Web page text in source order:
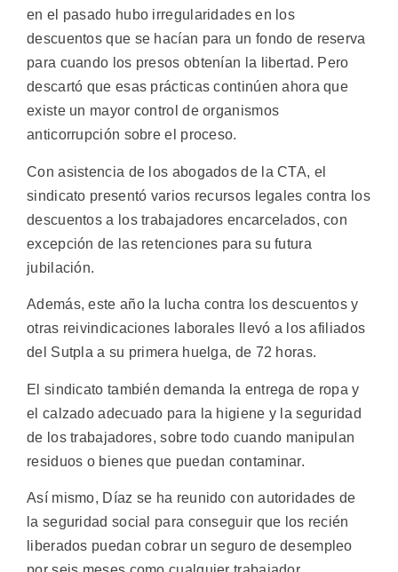
en el pasado hubo irregularidades en los
descuentos que se hacían para un fondo de reserva
para cuando los presos obtenían la libertad. Pero
descartó que esas prácticas continúen ahora que
existe un mayor control de organismos
anticorrupción sobre el proceso.
Con asistencia de los abogados de la CTA, el
sindicato presentó varios recursos legales contra los
descuentos a los trabajadores encarcelados, con
excepción de las retenciones para su futura
jubilación.
Además, este año la lucha contra los descuentos y
otras reivindicaciones laborales llevó a los afiliados
del Sutpla a su primera huelga, de 72 horas.
El sindicato también demanda la entrega de ropa y
el calzado adecuado para la higiene y la seguridad
de los trabajadores, sobre todo cuando manipulan
residuos o bienes que puedan contaminar.
Así mismo, Díaz se ha reunido con autoridades de
la seguridad social para conseguir que los recién
liberados puedan cobrar un seguro de desempleo